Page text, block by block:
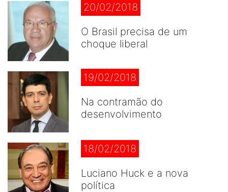
20/02/2018
O Brasil precisa de um
choque liberal
19/02/2018
Na contramão do
desenvolvimento
18/02/2018
Luciano Huck e a nova
política